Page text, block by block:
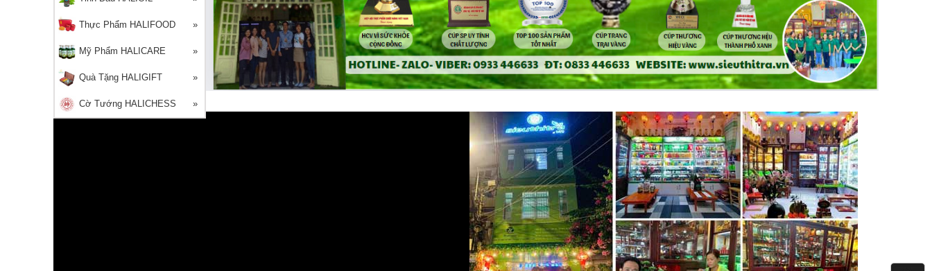
Thực Phẩm HALIFOOD
Mỹ Phẩm HALICARE
Quà Tặng HALIGIFT
Cờ Tướng HALICHESS